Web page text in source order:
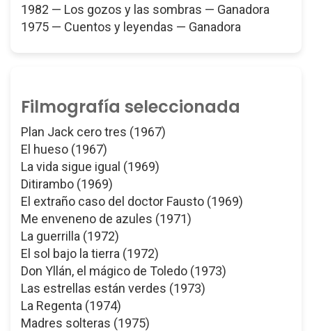
1982 — Los gozos y las sombras — Ganadora
1975 — Cuentos y leyendas — Ganadora
Filmografía seleccionada
Plan Jack cero tres (1967)
El hueso (1967)
La vida sigue igual (1969)
Ditirambo (1969)
El extraño caso del doctor Fausto (1969)
Me enveneno de azules (1971)
La guerrilla (1972)
El sol bajo la tierra (1972)
Don Yllán, el mágico de Toledo (1973)
Las estrellas están verdes (1973)
La Regenta (1974)
Madres solteras (1975)